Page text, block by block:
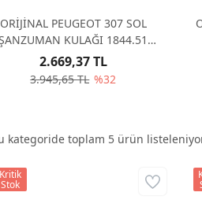
ORİJİNAL PEUGEOT 307 SOL
KULAĞI 1844.51
184451
3.945,65 TL %32
2.669,37 TL
kategoride toplam 5ürün
Kritik
Stok